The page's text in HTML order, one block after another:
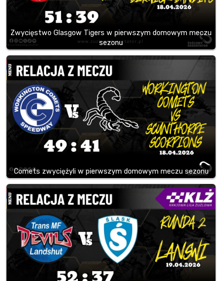
Zwycięstwo Glasgow Tigers w pierwszym domowym meczu
sezonu
Comets zwyciężyli w pierwszym domowym meczu sezonu